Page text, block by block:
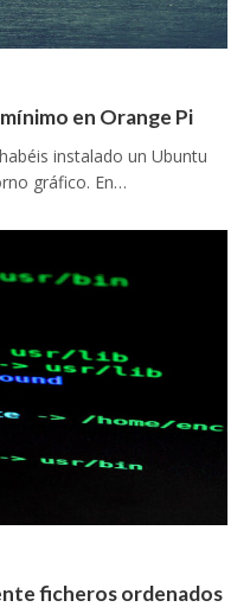
en Orange Pi
instalado un Ubuntu
gráfico. En…
ficheros ordenados